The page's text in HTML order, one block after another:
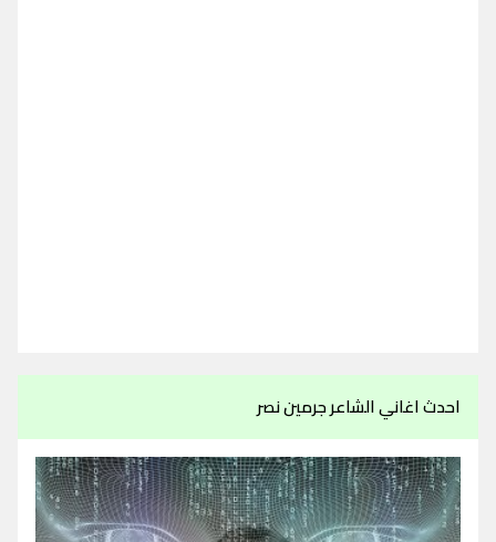
احدث اغاني الشاعر جرمين نصر